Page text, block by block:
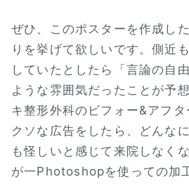
ぜひ、このポスターを作成し
りを挙げて欲しいです。側近
していたとしたら「言論の自
ような雰囲気だったことが予
キ整形外科のビフォー&アフ
クソな広告をしたら、どんな
も怪しいと感じて来院しなく
が一Photoshopを使っての加